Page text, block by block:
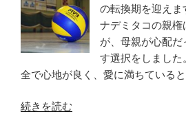
シ
テ
ィ』”
の
ク
ス
プ
レ
ス
歳』”
の転換期を迎えま
ナデミタコの親権
が、母親が心配
す選択をしました
全で心地が良く、愛に満ちている
“【03】
続きを読む